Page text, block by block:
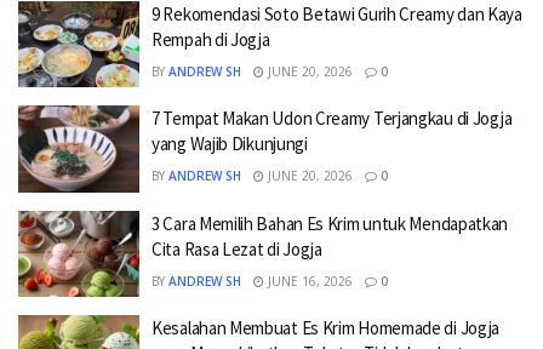
9 Rekomendasi Soto Betawi Gurih Creamy dan Kaya
Rempah di Jogja
BY ANDREW SH JUNE 20, 2026 0
7 Tempat Makan Udon Creamy Terjangkau di Jogja
yang Wajib Dikunjungi
BY ANDREW SH JUNE 20, 2026 0
3 Cara Memilih Bahan Es Krim untuk Mendapatkan
Cita Rasa Lezat di Jogja
BY ANDREW SH JUNE 16, 2026 0
Kesalahan Membuat Es Krim Homemade di Jogja